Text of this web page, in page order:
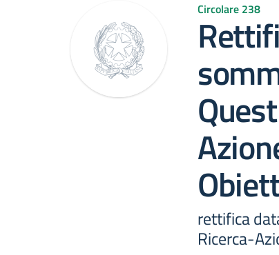
Circolare 238
rettifica
Ricerca-